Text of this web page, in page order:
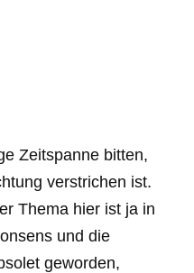
Zeitspanne bitten,
verstrichen ist.
Thema hier ist ja in
und die
geworden,